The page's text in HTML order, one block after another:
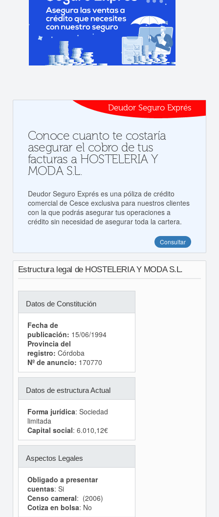
Deudor Seguro Exprés
Conoce cuanto te costaría
asegurar el cobro de tus
facturas a HOSTELERIA Y
MODA S.L.
Deudor Seguro Exprés es una póliza de crédito
comercial de Cesce exclusiva para nuestros clientes
con la que podrás asegurar tus operaciones a
crédito sin necesidad de asegurar toda la cartera.
Consultar
Estructura legal de HOSTELERIA Y MODA S.L.
Datos de Constitución
Fecha de
publicación: 15/06/1994
Provincia del
registro: Córdoba
Nº de anuncio: 170770
Datos de estructura Actual
Forma jurídica: Sociedad
limitada
Capital social: 6.010,12€
Aspectos Legales
Obligado a presentar
cuentas: Si
Censo cameral: (2006)
Cotiza en bolsa: No